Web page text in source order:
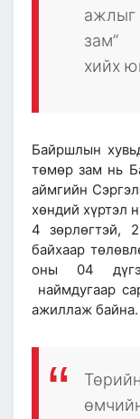
зам”
хийх
Байршлын
төмөр зам нь
аймгийн
хөндий хүртэл
4 зөрлөгтэй,
байхаар
оны 04
наймдугаар
ажиллаж байна.